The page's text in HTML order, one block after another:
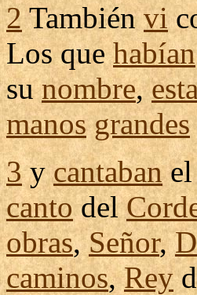
2Tambiénvi
Los quehabían
sunombre,
manos grandes
3ycantaban
cantodel
obras,Señor,
caminos,Rey